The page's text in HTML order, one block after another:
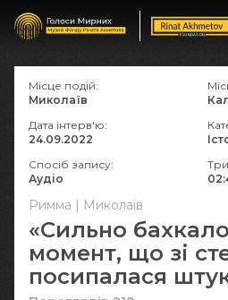
Римма | Миколаїв
«Сильно
момент, що зі
посипалася
Місце подій:
Миколаїв
Дата інтерв'ю:
24.09.2022
Спосіб запису:
Аудіо